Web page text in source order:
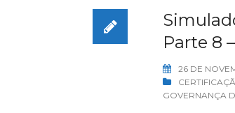
Parte 8
26 DE
GOVERNANÇA